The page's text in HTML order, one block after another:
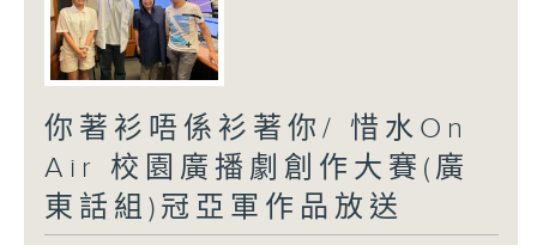
你著衫唔係衫著你/ 惜水On
Air 校園廣播劇創作大賽(廣
東話組)冠亞軍作品放送